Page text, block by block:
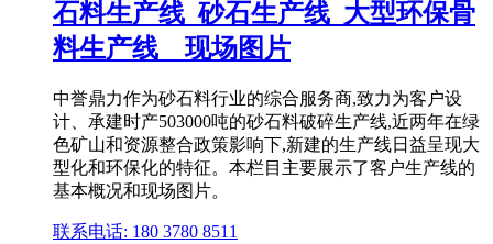
石料生产线_砂石生产线_大型环保骨
料生产线__现场图片
中誉鼎力作为砂石料行业的综合服务商,致力为客户设
计、承建时产503000吨的砂石料破碎生产线,近两年在绿
色矿山和资源整合政策影响下,新建的生产线日益呈现大
型化和环保化的特征。本栏目主要展示了客户生产线的
基本概况和现场图片。
联系电话: 180 3780 8511